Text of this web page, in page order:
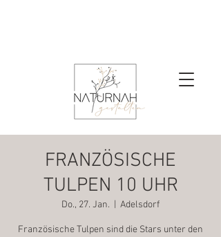
FRANZÖSISCHE
TULPEN 10 UHR
Do., 27. Jan. Adelsdorf
Französische Tulpen sind die Stars unter den